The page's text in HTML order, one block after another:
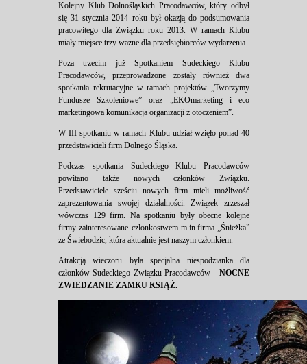
Kolejny Klub Dolnośląskich Pracodawców, który odbył
się 31 stycznia 2014 roku był okazją do podsumowania
pracowitego dla Związku roku 2013. W ramach Klubu
miały miejsce trzy ważne dla przedsiębiorców wydarzenia.
Poza trzecim już Spotkaniem Sudeckiego Klubu
Pracodawców, przeprowadzone zostały również dwa
spotkania rekrutacyjne w ramach projektów „Tworzymy
Fundusze Szkoleniowe” oraz „EKOmarketing i eco
marketingowa komunikacja organizacji z otoczeniem”.
W III spotkaniu w ramach Klubu udział wzięło ponad 40
przedstawicieli firm Dolnego Śląska.
Podczas spotkania Sudeckiego Klubu Pracodawców
powitano także nowych członków Związku.
Przedstawiciele sześciu nowych firm mieli możliwość
zaprezentowania swojej działalności. Związek zrzeszał
wówczas 129 firm. Na spotkaniu były obecne kolejne
firmy zainteresowane członkostwem m.in.firma „Śnieżka”
ze Świebodzic, która aktualnie jest naszym członkiem.
Atrakcją wieczoru była specjalna niespodzianka dla
członków Sudeckiego Związku Pracodawców - NOCNE
ZWIEDZANIE ZAMKU KSIĄŻ.